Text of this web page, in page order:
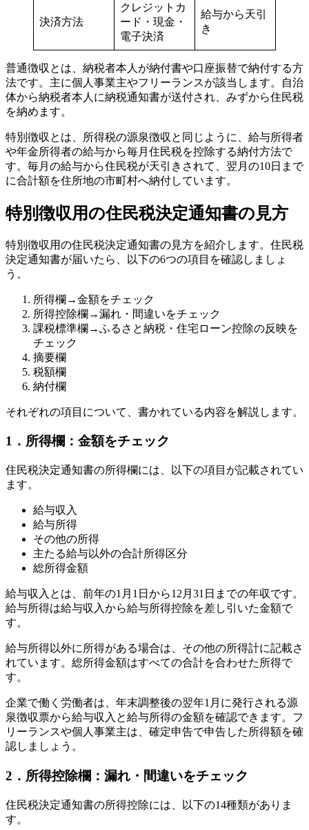
決済方法
クレジットカ
ード・現金・
電子決済
給与から天引
き
普通徴収とは、納税者本人が納付書や口座振替で納付する方
法です。主に個人事業主やフリーランスが該当します。自治
体から納税者本人に納税通知書が送付され、みずから住民税
を納めます。
特別徴収とは、所得税の源泉徴収と同じように、給与所得者
や年金所得者の給与から毎月住民税を控除する納付方法で
す。毎月の給与から住民税が天引きされて、翌月の10日まで
に合計額を住所地の市町村へ納付しています。
特別徴収用の住民税決定通知書の見方
特別徴収用の住民税決定通知書の見方を紹介します。住民税
決定通知書が届いたら、以下の6つの項目を確認しましょ
う。
所得欄→金額をチェック
所得控除欄→漏れ・間違いをチェック
課税標準欄→ふるさと納税・住宅ローン控除の反映を
チェック
摘要欄
税額欄
納付欄
それぞれの項目について、書かれている内容を解説します。
1．所得欄：金額をチェック
住民税決定通知書の所得欄には、以下の項目が記載されてい
ます。
給与収入
給与所得
その他の所得
主たる給与以外の合計所得区分
総所得金額
給与収入とは、前年の1月1日から12月31日までの年収です。
給与所得は給与収入から給与所得控除を差し引いた金額で
す。
給与所得以外に所得がある場合は、その他の所得計に記載さ
れています。総所得金額はすべての合計を合わせた所得で
す。
企業で働く労働者は、年末調整後の翌年1月に発行される源
泉徴収票から給与収入と給与所得の金額を確認できます。フ
リーランスや個人事業主は、確定申告で申告した所得額を確
認しましょう。
2．所得控除欄：漏れ・間違いをチェック
住民税決定通知書の所得控除には、以下の14種類がありま
す。